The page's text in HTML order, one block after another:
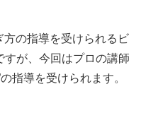
の指導を受けられるビ
すが、今回はプロの講師
指導を受けられます。